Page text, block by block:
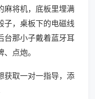
麻将机，底板里埋满
子，桌板下的电磁线
台那小子戴着蓝牙耳
点炮。
获取一对一指导，添